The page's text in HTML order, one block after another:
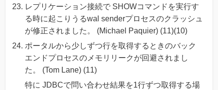
レプリケーション接続で SHOWコマンドを実行す
る時に起こりうるwal senderプロセスのクラッシュ
が修正されました。 (Michael Paquier) (11)(10)
ポータルから少しずつ行を取得するときのバック
エンドプロセスのメモリリークが回避されまし
た。 (Tom Lane) (11)
特に JDBCで問い合わせ結果を1行ずつ取得する場